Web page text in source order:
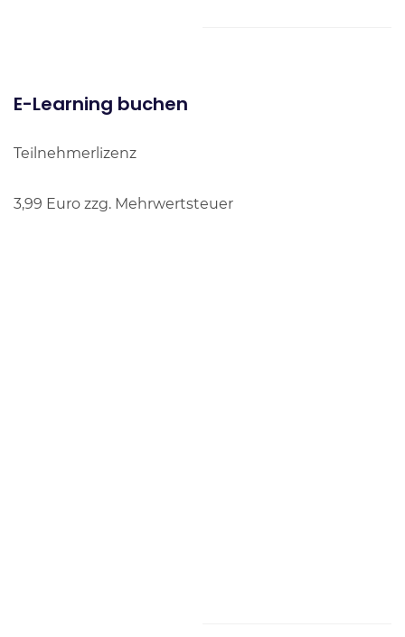
E-Learning buchen
Teilnehmerlizenz
3,99 Euro zzg. Mehrwertsteuer